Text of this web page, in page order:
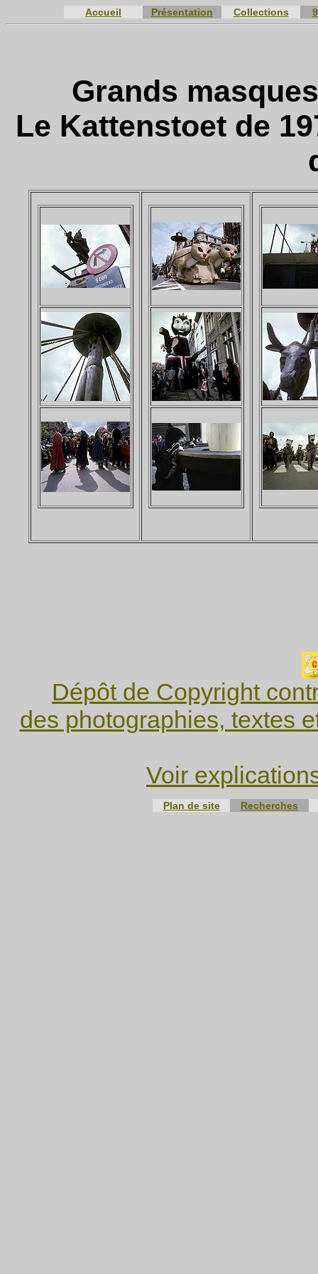
Accueil Présentation Collections
Grands
Le Kattenstoet de
Dépôt de Copyright
des photographies, textes
Voir
Plan de site Recherches